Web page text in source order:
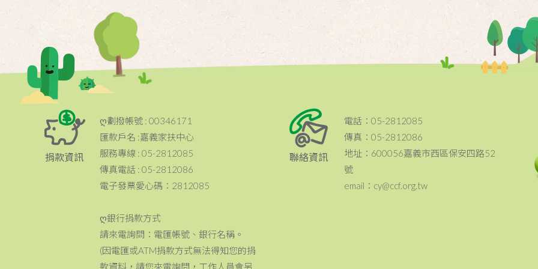
捐款資訊
ღ劃撥帳號 : 00346171
匯款戶名 :嘉義家扶中心
服務專線 : 05-2812085
傳真電話 : 05-2812086
電子發票愛心碼：2812085
ღ銀行捐款方式
請來電詢問：電匯帳號、銀行名稱。
(因電匯或ATM捐款方式無法得知您的捐
款資料，請您來電詢問，工作人員會另
聯絡資訊
電話：05-2812085
傳真：05-2812086
地址：600056嘉義市西區保安四路52
號
email：cy@ccf.org.tw